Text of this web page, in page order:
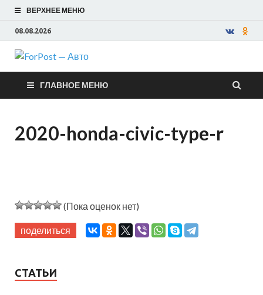
ВЕРХНЕЕ МЕНЮ
08.08.2026
ForPost —
Авто
ГЛАВНОЕ МЕНЮ
2020-honda-civic-type-r
(Пока оценок нет)
поделиться
СТАТЬИ